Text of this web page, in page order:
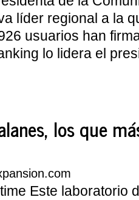
líder regional a la
usuarios han
lo lidera el
los que
Este laboratorio